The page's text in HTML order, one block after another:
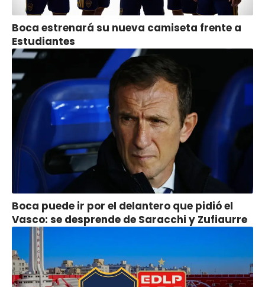
Boca estrenará su nueva camiseta frente a
Estudiantes
Boca puede ir por el delantero que pidió el
Vasco: se desprende de Saracchi y Zufiaurre